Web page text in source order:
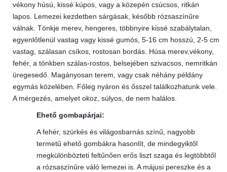
vékony húsú, kissé kúpos, vagy a közepén csúcsos, ritkán
lapos. Lemezei kezdetben sárgásak, később rózsaszínűre
válnak. Tönkje merev, hengeres, többnyire kissé szabálytalan,
egyenlőtlenül vastag vagy kissé gumós, 5-16 cm hosszú, 2-5 cm
vastag, szálasan csíkos, rostosan bordás. Húsa merev,vékony,
fehér, a tönkben szálas-rostos, belsejében szivacsos, nemritkán
üregesedő. Magányosan terem, vagy csak néhány példány
egymás közelében. Főleg nyáron és ősszel találkozhatunk vele.
A mérgezés, amelyet okoz, súlyos, de nem halálos.
Ehető gombapárjai:
A fehér, szürkés és világosbarnás színű, nagyobb
termetű ehető gombákra hasonlít, de mindegyiktől
megkülönbözteti feltűnően erős liszt szaga és legtöbbtől
a rózsaszínűre váló lemezei is. A májusi pereszke és a